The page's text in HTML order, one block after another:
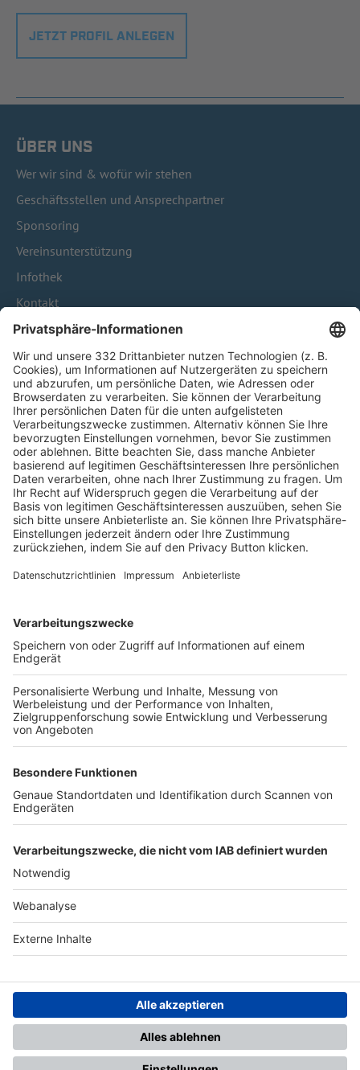
JETZT PROFIL ANLEGEN
ÜBER UNS
Wer wir sind & wofür wir stehen
Geschäftsstellen und Ansprechpartner
Sponsoring
Vereinsunterstützung
Infothek
Kontakt
HÄUFIG BESUCHTE SEITEN
Pässe und Vereinswechsel
Trainerausbildung
Schulungsangebot Vereinsmitarbeiter
BFV-Geschäftsstellen
Trainerbörse
Login SpielPlus
FOLGE DEM BFV
TOP-VEREINE
TOP-PARTNER
Nutzungsbedingungen Datenschutz Impressum